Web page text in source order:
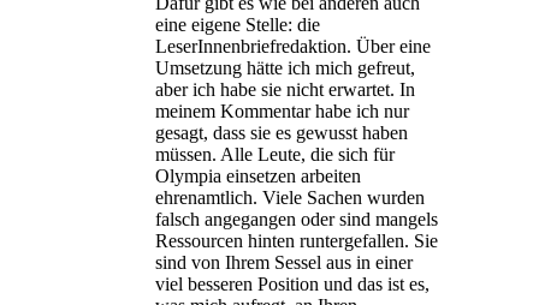
eine eigene Stelle: die
LeserInnenbriefredaktion. Über eine
Umsetzung hätte ich mich gefreut,
aber ich habe sie nicht erwartet. In
meinem Kommentar habe ich nur
gesagt, dass sie es gewusst haben
müssen. Alle Leute, die sich für
Olympia einsetzen arbeiten
ehrenamtlich. Viele Sachen wurden
falsch angegangen oder sind mangels
Ressourcen hinten runtergefallen. Sie
sind von Ihrem Sessel aus in einer
viel besseren Position und das ist es,